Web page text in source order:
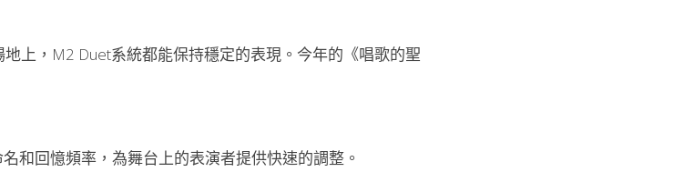
上，M2 Duet系統都能保持穩定的表現。今年的《唱歌的聖
和回憶頻率，為舞台上的表演者提供快速的調整。